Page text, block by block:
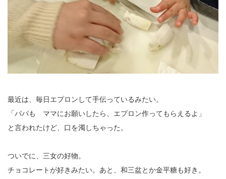
最近は、毎日エプロンして手伝っているみたい。
「パパも ママにお願いしたら、エプロン作ってもらえるよ」
と言われたけど、口を濁しちゃった。
ついでに、三女の好物。
チョコレートが好きみたい。あと、和三盆とか金平糖も好き。